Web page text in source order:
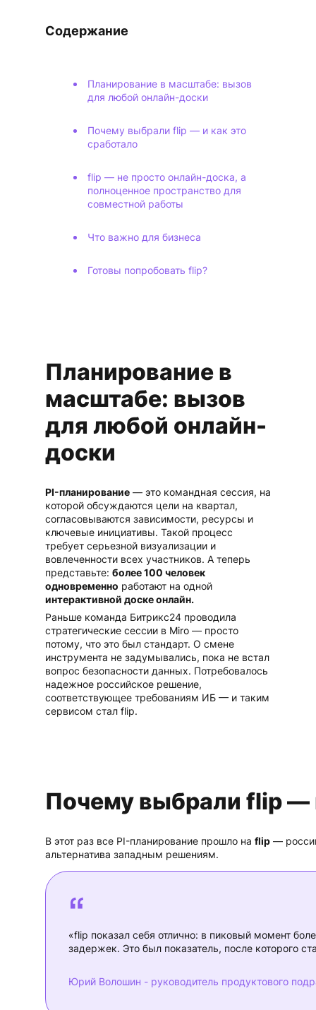
Содержание
Планирование в масштабе: вызов
для любой онлайн-доски
Почему выбрали flip — и как это
сработало
flip — не просто онлайн-доска, а
полноценное пространство для
совместной работы
Что важно для бизнеса
Готовы попробовать flip?
Планирование в
масштабе: вызов
для любой онлайн-
доски
PI-планирование — это командная сессия, на
которой обсуждаются цели на квартал,
согласовываются зависимости, ресурсы и
ключевые инициативы. Такой процесс
требует серьезной визуализации и
вовлеченности всех участников. А теперь
представьте: более 100 человек
одновременно работают на одной
интерактивной доске онлайн.
Раньше команда Битрикс24 проводила
стратегические сессии в Miro — просто
потому, что это был стандарт. О смене
инструмента не задумывались, пока не встал
вопрос безопасности данных. Потребовалось
надежное российское решение,
соответствующее требованиям ИБ — и таким
сервисом стал flip.
Почему выбрали flip —
В этот раз все PI-планирование прошло на flip —
альтернатива западным решениям.
«flip показал себя отлично: в пиковый момент
задержек. Это был показатель, после которого
Юрий Волошин - руководитель продуктового